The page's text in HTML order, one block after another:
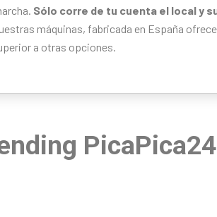
Sólo corre de tu cuenta el local y
máquinas, fabricada en España
a otras opciones.